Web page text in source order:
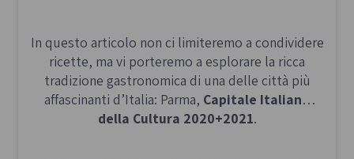
In questo articolo non ci limiteremo a condividere
ricette, ma vi porteremo a esplorare la ricca
tradizione gastronomica di una delle città più
affascinanti d’Italia: Parma, Capitale Italiana
della Cultura 2020+2021.